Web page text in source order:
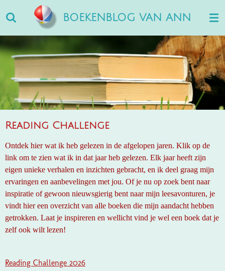
direct
naar
de
hoofdinhoud
BOEKENBLOG VAN ANN
Reading Challenge
Ontdek hier wat ik heb gelezen in de afgelopen jaren. Klik op de
link om te zien wat ik in dat jaar heb gelezen. Elk jaar heeft zijn
eigen unieke verhalen en inzichten gebracht, en ik deel graag mijn
ervaringen en aanbevelingen met jou. Of je nu op zoek bent naar
inspiratie of gewoon nieuwsgierig bent naar mijn leesavonturen, je
vindt hier een overzicht van alle boeken die mijn aandacht hebben
getrokken. Laat je inspireren en wellicht vind je wel een boek dat je
zelf ook wilt lezen!
Reading Challenge 2026